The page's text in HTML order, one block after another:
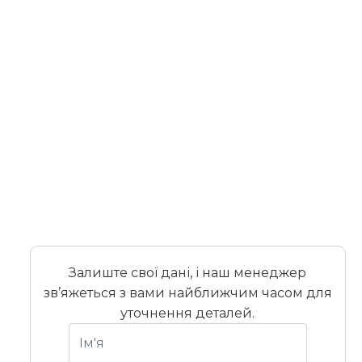
Залиште свої дані, і наш менеджер
зв’яжеться з вами найближчим часом для
уточнення деталей.